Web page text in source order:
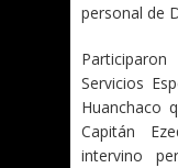
personal de
Servicios
Huanchaco
Capitán
intervino